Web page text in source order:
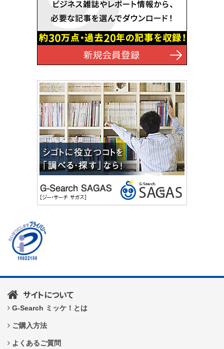
サイトについて
G-Search ミッケ！とは
ご購入方法
よくあるご質問